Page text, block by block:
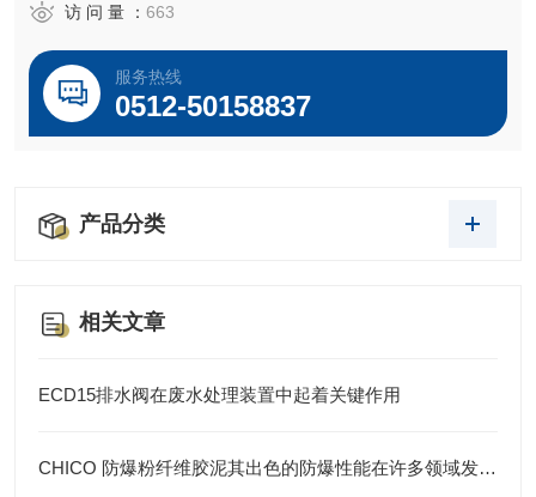
访 问 量 ： 663
服务热线
0512-50158837
产品分类
相关文章
ECD15排水阀在废水处理装置中起着关键作用
CHICO 防爆粉纤维胶泥其出色的防爆性能在许多领域发挥着重要的作用